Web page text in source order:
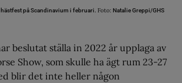
på Scandinavium i februari. Foto: Natalie Greppi/GHS
beslutat ställa in 2022 år upplaga av
Show, som skulle ha ägt rum 23-27
blir det inte heller någon